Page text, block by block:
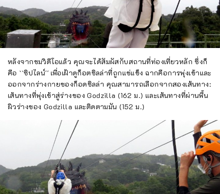
หลังจากชมวิดีโอแล้ว คุณจะได้สัมผัสกับสถานที่ท่องเที่ยวหลัก ซึ่งก็
คือ ``ซิปไลน์'' เพื่อเฝ้าดูก็อตซิลล่าที่ถูกแช่แข็ง ฉากคือการพุ่งเข้าและ
ออกจากร่างกายของก็อดซิลล่า คุณสามารถเลือกจากสองเส้นทาง:
เส้นทางที่พุ่งเข้าสู่ร่างของ Godzilla (162 ม.) และเส้นทางที่ผ่านพื้น
ผิวร่างของ Godzilla และติดตามมัน (152 ม.)